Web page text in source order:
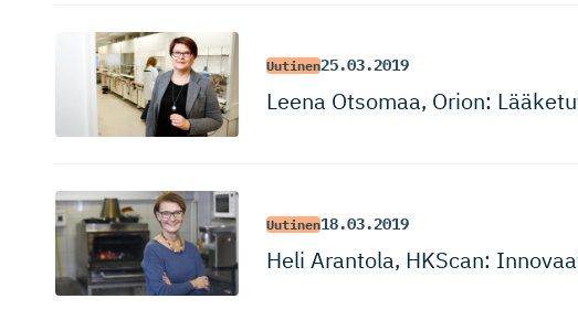
Uutinen25.03.2019
Leena Otsomaa, Orion:
Uutinen18.03.2019
Heli Arantola, HKScan: